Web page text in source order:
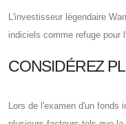
L'investisseur légendaire
indiciels comme refuge pour
CONSIDÉREZ
Lors de l'examen d'un